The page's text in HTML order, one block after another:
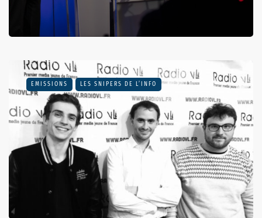
EMISSIONS LES SNIPERS DE L’INFO